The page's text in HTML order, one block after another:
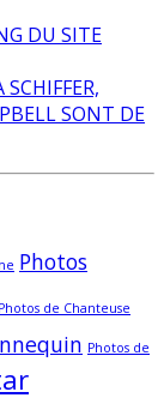
DU SITE
SONT DE
Photos
Photos de Chanteuse
Photos de